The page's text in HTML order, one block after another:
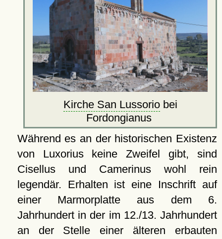
Kirche San Lussoriobei
Fordongianus
Während es an der historischen Existenz
von Luxorius keine Zweifel gibt, sind
Cisellus und Camerinus wohl rein
legendär. Erhalten ist eine Inschrift auf
einer Marmorplatte aus dem 6.
Jahrhundert in der im 12./13. Jahrhundert
an der Stelle einer älteren erbauten